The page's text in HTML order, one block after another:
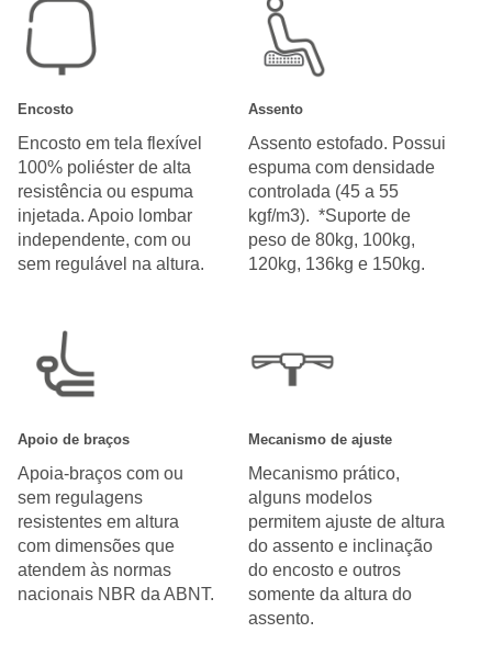
Encosto
Encosto em tela flexível
100% poliéster de alta
resistência ou espuma
injetada. Apoio lombar
independente, com ou
sem regulável na altura.
Assento
Assento estofado. Possui
espuma com densidade
controlada (45 a 55
kgf/m3). *Suporte de
peso de 80kg, 100kg,
120kg, 136kg e 150kg.
Apoio de braços
Apoia-braços com ou
sem regulagens
resistentes em altura
com dimensões que
atendem às normas
nacionais NBR da ABNT.
Mecanismo de ajuste
Mecanismo prático,
alguns modelos
permitem ajuste de altura
do assento e inclinação
do encosto e outros
somente da altura do
assento.